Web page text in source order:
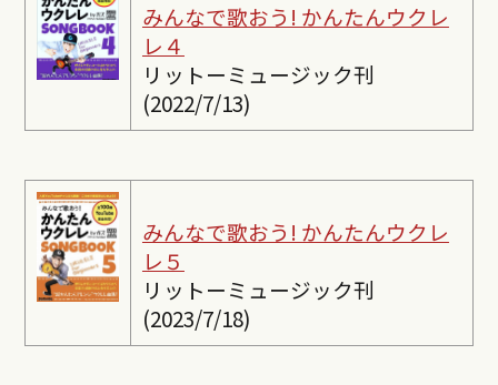
みんなで歌おう! かんたんウクレ
レ４
リットーミュージック刊
(2022/7/13)
みんなで歌おう! かんたんウクレ
レ５
リットーミュージック刊
(2023/7/18)